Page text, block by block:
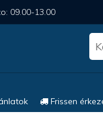
09.00-13.00
Frissen